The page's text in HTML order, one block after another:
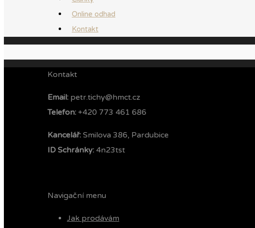
Online odhad
Kontakt
Kontakt
Email: petr.tichy@hmct.cz
Telefon: ‭ +420 773 461 686‬
Kancelář: Smilova 386, Pardubice
ID Schránky: 4n23tst
Navigační menu
Jak prodávám